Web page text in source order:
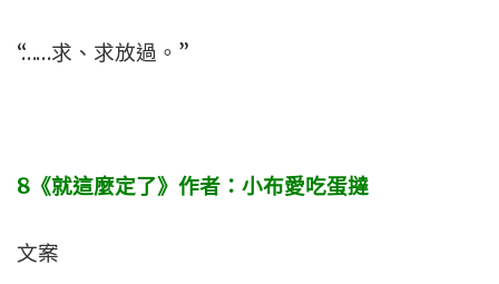
“……求、求放過。”
8 《就這麼定了》作者：小布愛吃蛋撻
文案